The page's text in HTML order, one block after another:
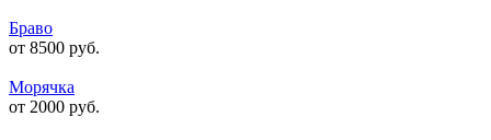
Браво
от 8500 руб.
Морячка
от 2000 руб.